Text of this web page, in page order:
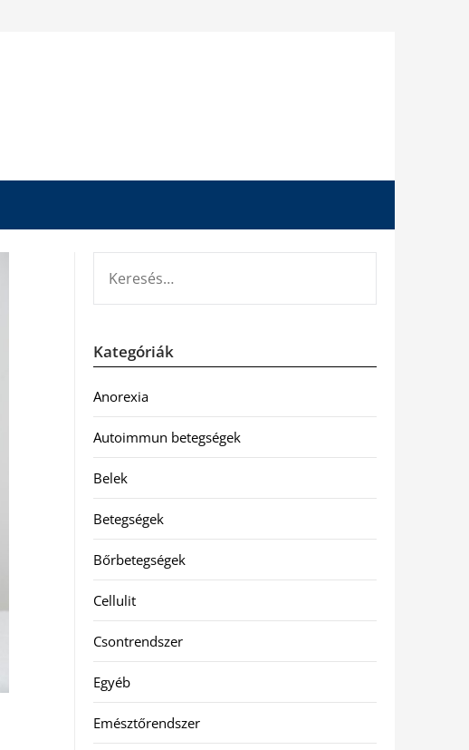
Kategóriák
Anorexia
Autoimmun betegségek
Belek
Betegségek
Bőrbetegségek
Cellulit
Csontrendszer
Egyéb
Emésztőrendszer